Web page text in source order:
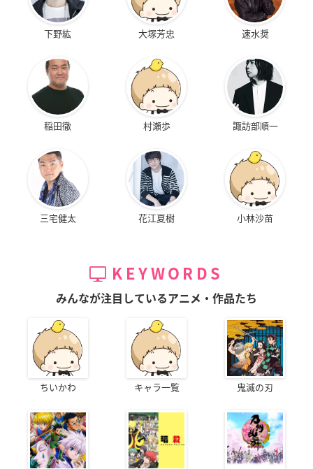
下野紘 大塚芳忠 速水奨
稲田徹 村瀬歩 諏訪部順一
三宅健太 花江夏樹 小林沙苗
KEYWORDS
みんなが注目しているアニメ・作品たち
ちいかわ キャラ一覧 鬼滅の刃